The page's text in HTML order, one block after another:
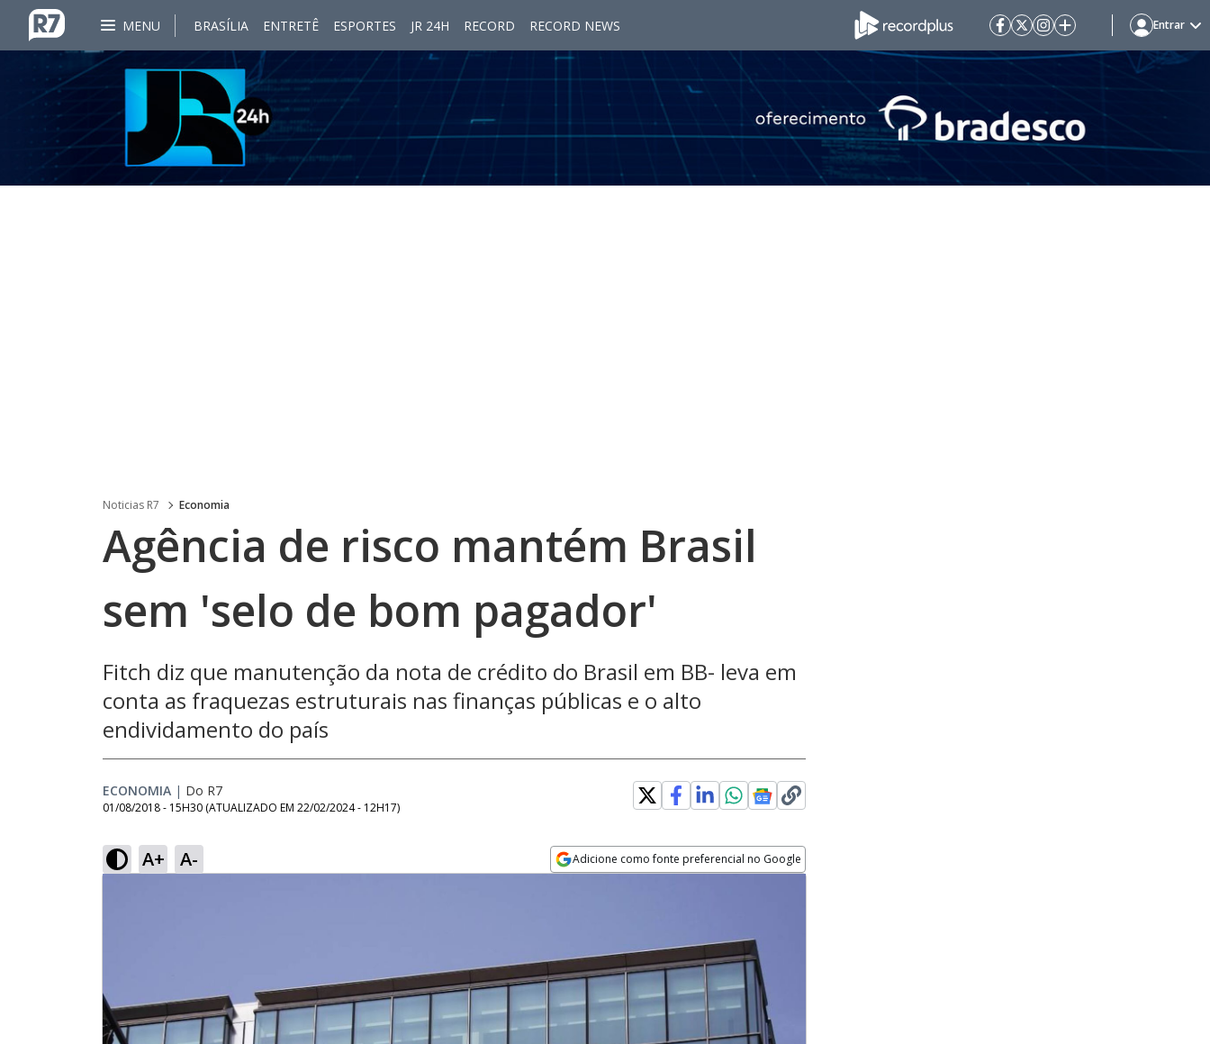
MENU BRASÍLIA ENTRETÊ ESPORTES JR 24H RECORD RECORD NEWS Entrar
Noticias R7 Economia
Agência de risco mantém Brasil
sem 'selo de bom pagador'
Fitch diz que manutenção da nota de crédito do Brasil em BB- leva em
conta as fraquezas estruturais nas finanças públicas e o alto
endividamento do país
ECONOMIA | Do R7
01/08/2018 - 15H30 (ATUALIZADO EM 22/02/2024 - 12H17)
A+ A- Adicione como fonte preferencial no Google